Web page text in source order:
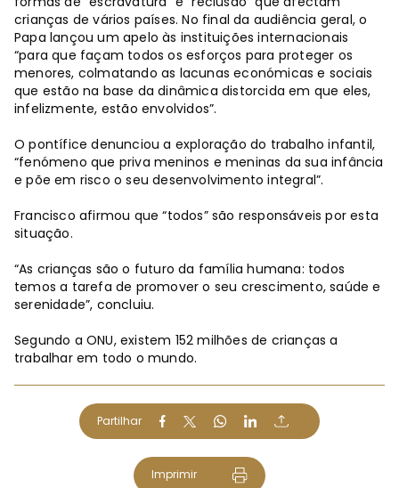
crianças de vários países. No final da audiência geral, o
Papa lançou um apelo às instituições internacionais
“para que façam todos os esforços para proteger os
menores, colmatando as lacunas económicas e sociais
que estão na base da dinâmica distorcida em que eles,
infelizmente, estão envolvidos”.
O pontífice denunciou a exploração do trabalho infantil,
“fenómeno que priva meninos e meninas da sua infância
e põe em risco o seu desenvolvimento integral”.
Francisco afirmou que “todos” são responsáveis por esta
situação.
“As crianças são o futuro da família humana: todos
temos a tarefa de promover o seu crescimento, saúde e
serenidade”, concluiu.
Segundo a ONU, existem 152 milhões de crianças a
trabalhar em todo o mundo.
Partilhar
Imprimir